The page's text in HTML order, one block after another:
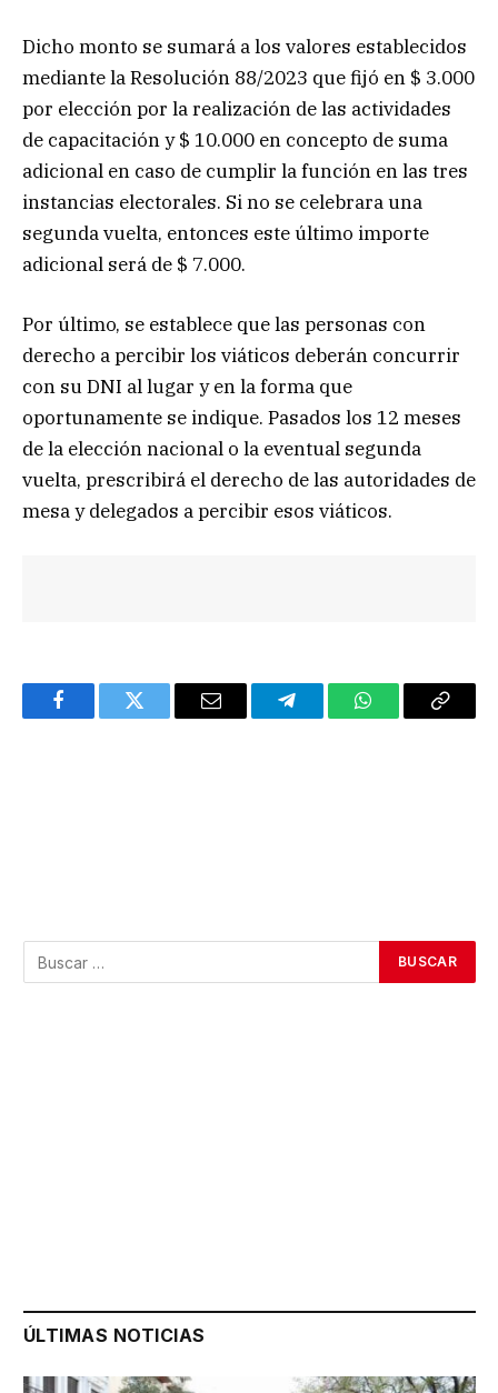
Dicho monto se sumará a los valores establecidos
mediante la Resolución 88/2023 que fijó en $ 3.000
por elección por la realización de las actividades
de capacitación y $ 10.000 en concepto de suma
adicional en caso de cumplir la función en las tres
instancias electorales. Si no se celebrara una
segunda vuelta, entonces este último importe
adicional será de $ 7.000.
Por último, se establece que las personas con
derecho a percibir los viáticos deberán concurrir
con su DNI al lugar y en la forma que
oportunamente se indique. Pasados los 12 meses
de la elección nacional o la eventual segunda
vuelta, prescribirá el derecho de las autoridades de
mesa y delegados a percibir esos viáticos.
FacebookTwitter Email TelegramWhatsAppCopy
ÚLTIMAS NOTICIAS